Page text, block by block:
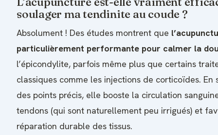
soulager ma tendinite au coude ?
Absolument ! Des études montrent que
particulièrement performante pour calmer la
l’épicondylite, parfois même plus que certains
classiques comme les injections de corticoïdes. En
des points précis, elle booste la circulation
tendons (qui sont naturellement peu irrigués) et
réparation durable des tissus.